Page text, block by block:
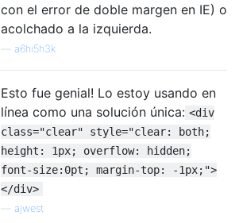
con el error de doble margen en IE) o
acolchado a la izquierda.
a6hi5h3k
Esto fue genial! Lo estoy usando en
línea como una solución única: <div
class="clear" style="clear: both;
height: 1px; overflow: hidden;
font-size:0pt; margin-top: -1px;">
</div>
ajwest